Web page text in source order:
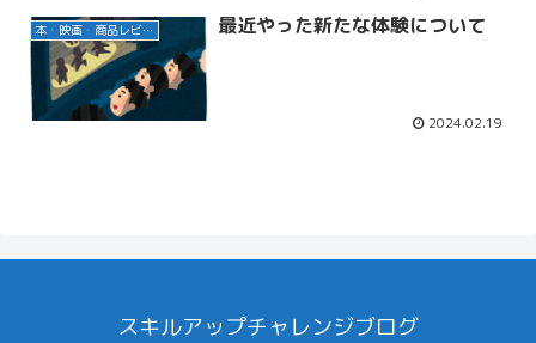
本・映画・商品レビュー 最近やった新たな体験について
2024.02.19
スキルアップチャレンジブログ